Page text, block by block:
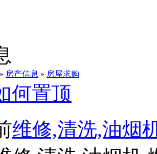
» 房产信息 » 房屋求购
何置顶
维修,清洗,油烟